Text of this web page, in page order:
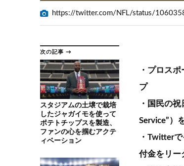
https://twitter.com/NFL/status/
次の記事 →
スタジアムの土壌で栽培
したジャガイモを使って
ポテトチップスを製造、
ファンの心を掴むアクテ
ィベーション
・プロス
プ
・国民の
Service”）
・Twitter
付金をリー